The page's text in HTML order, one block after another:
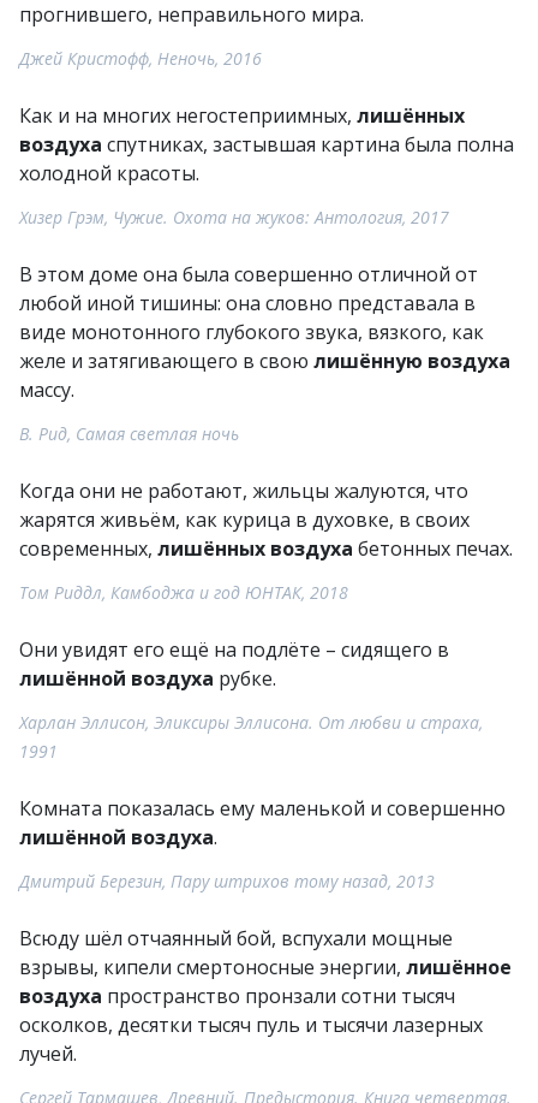
прогнившего, неправильного мира.
Джей Кристофф, Неночь, 2016
Как и на многих негостеприимных, лишённых
воздуха спутниках, застывшая картина была полна
холодной красоты.
Хизер Грэм, Чужие. Охота на жуков: Антология, 2017
В этом доме она была совершенно отличной от
любой иной тишины: она словно представала в
виде монотонного глубокого звука, вязкого, как
желе и затягивающего в свою лишённую воздуха
массу.
В. Рид, Самая светлая ночь
Когда они не работают, жильцы жалуются, что
жарятся живьём, как курица в духовке, в своих
современных, лишённых воздуха бетонных печах.
Том Риддл, Камбоджа и год ЮНТАК, 2018
Они увидят его ещё на подлёте – сидящего в
лишённой воздуха рубке.
Харлан Эллисон, Эликсиры Эллисона. От любви и страха,
1991
Комната показалась ему маленькой и совершенно
лишённой воздуха.
Дмитрий Березин, Пару штрихов тому назад, 2013
Всюду шёл отчаянный бой, вспухали мощные
взрывы, кипели смертоносные энергии, лишённое
воздуха пространство пронзали сотни тысяч
осколков, десятки тысяч пуль и тысячи лазерных
лучей.
Сергей Тармашев, Древний. Предыстория. Книга четвертая.